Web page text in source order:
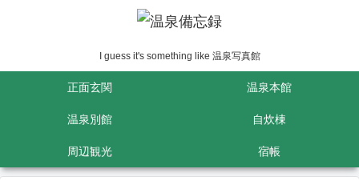
I guess it's something like 温泉写真館
正面玄関 温泉本館
温泉別館 自炊棟
周辺観光 宿帳